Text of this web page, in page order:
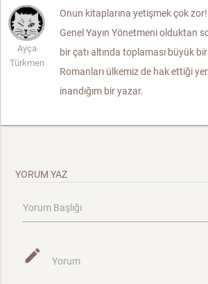
Ayça
Türkmen
Onun kitaplarına yetişmek çok zor!
Genel Yayın Yönetmeni olduktan
bir çatı altında toplaması büyük
Romanları ülkemiz de hak ettiği
inandığım bir yazar.
YORUM YAZ
Yorum Başlığı
mode_edit Yorum